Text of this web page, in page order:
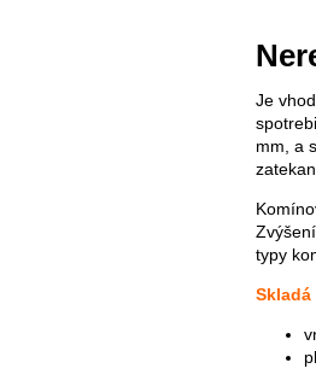
Je
mm, a
typy